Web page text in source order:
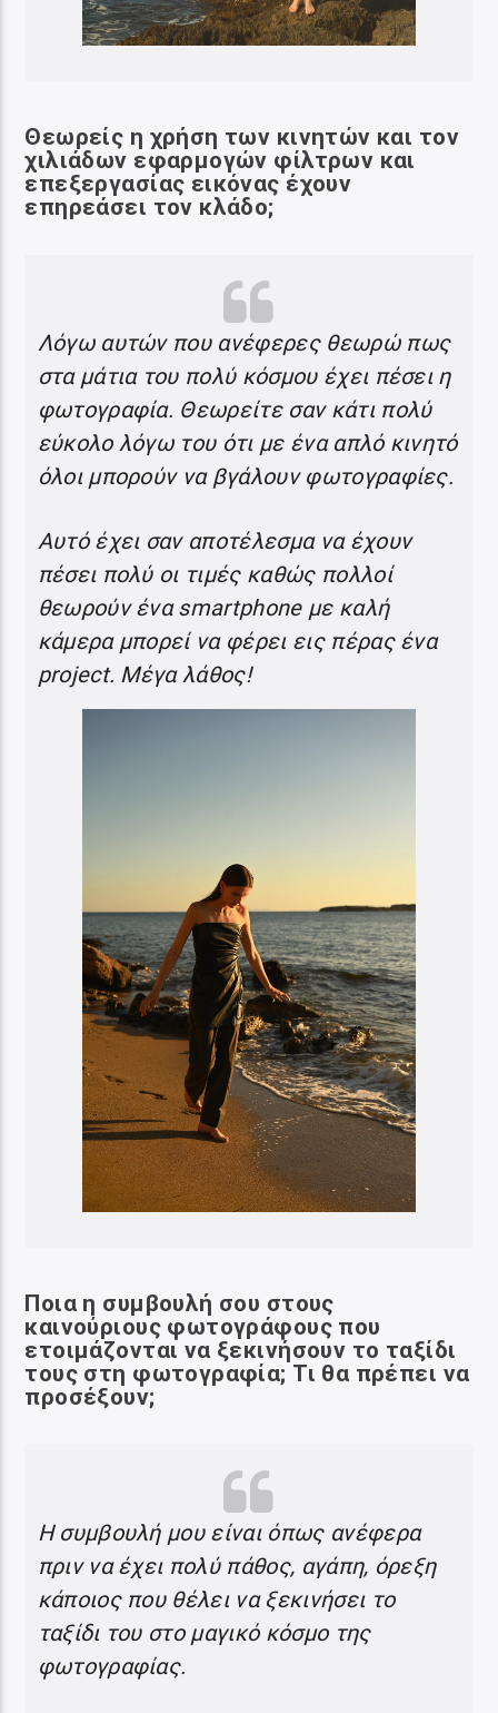
Θεωρείς η χρήση των κινητών και τον
χιλιάδων εφαρμογών φίλτρων και
επεξεργασίας εικόνας έχουν
επηρεάσει τον κλάδο;
Λόγω αυτών που ανέφερες θεωρώ πως
στα μάτια του πολύ κόσμου έχει πέσει η
φωτογραφία. Θεωρείτε σαν κάτι πολύ
εύκολο λόγω του ότι με ένα απλό κινητό
όλοι μπορούν να βγάλουν φωτογραφίες.
Αυτό έχει σαν αποτέλεσμα να έχουν
πέσει πολύ οι τιμές καθώς πολλοί
θεωρούν ένα smartphone με καλή
κάμερα μπορεί να φέρει εις πέρας ένα
project. Μέγα λάθος!
Ποια η συμβουλή σου στους
καινούριους φωτογράφους που
ετοιμάζονται να ξεκινήσουν το ταξίδι
τους στη φωτογραφία; Τι θα πρέπει να
προσέξουν;
Η συμβουλή μου είναι όπως ανέφερα
πριν να έχει πολύ πάθος, αγάπη, όρεξη
κάποιος που θέλει να ξεκινήσει το
ταξίδι του στο μαγικό κόσμο της
φωτογραφίας.